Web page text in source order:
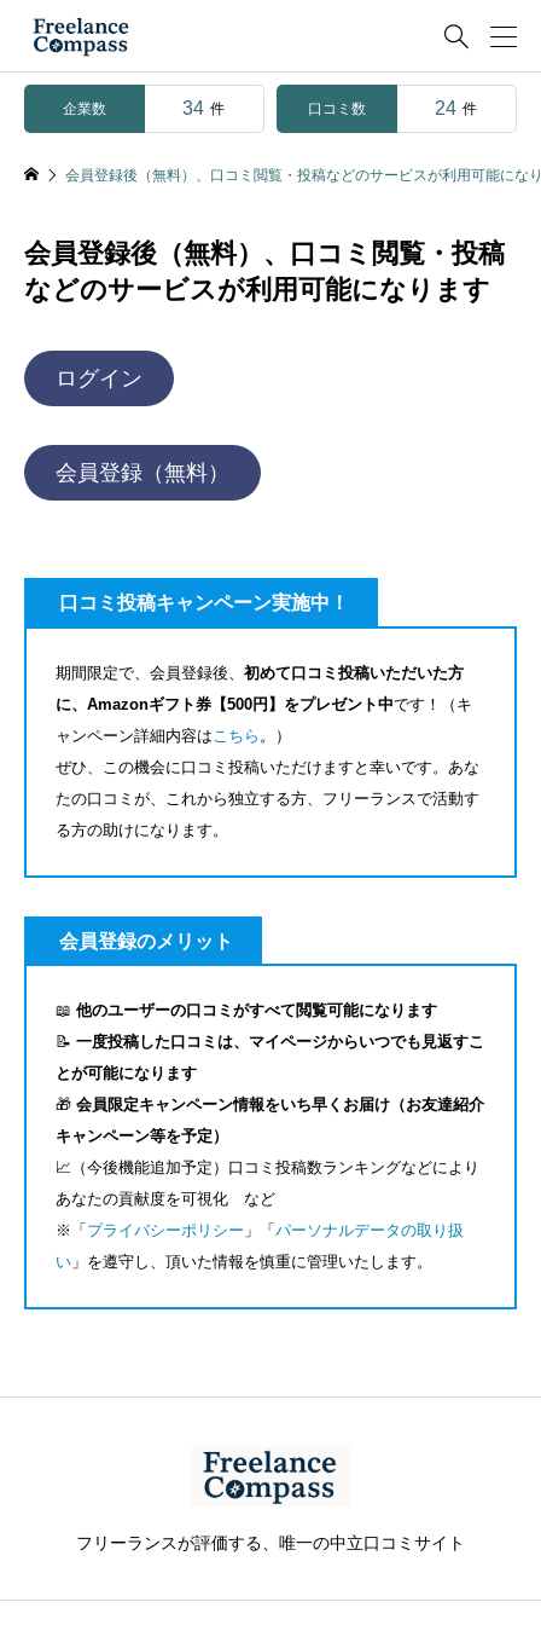

企業数 34 件 口コミ数 24 件
会員登録後（無料）、口コミ閲覧・投稿などのサービスが利用可能にな
会員登録後（無料）、口コミ閲覧・投稿
などのサービスが利用可能になります
ログイン
会員登録（無料）
口コミ投稿キャンペーン実施中！
期間限定で、会員登録後、 初めて口コミ投稿いただいた方
に、Amazonギフト券【500円】をプレゼント中です！（キ
ャンペーン詳細内容は こちら 。）
ぜひ、この機会に口コミ投稿いただけますと幸いです。あな
たの口コミが、これから独立する方、フリーランスで活動す
る方の助けになります。
会員登録のメリット
📖 他のユーザーの口コミがすべて閲覧可能になります
📝 一度投稿した口コミは、マイページからいつでも見返すこ
とが可能になります
🎁 会員限定キャンペーン情報をいち早くお届け（お友達紹介
キャンペーン等を予定）
📈（今後機能追加予定）口コミ投稿数ランキングなどにより
あなたの貢献度を可視化 など
※「 プライバシーポリシー 」「 パーソナルデータの取り扱
い 」を遵守し、頂いた情報を慎重に管理いたします。
フリーランスが評価する、唯一の中立口コミサイト